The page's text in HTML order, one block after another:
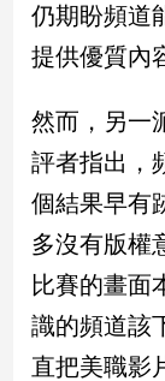
觀
點
娛
樂
樂
星
聞
流
行/
仍期盼頻道
提供優質內
然而，另一
評者指出，
個結果早有
多沒有版權
比賽的畫面
識的頻道該
直把美職影